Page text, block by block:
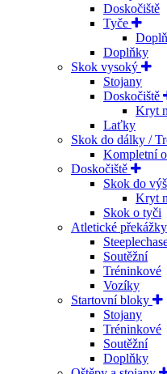
Doskočiště
Tyče
Doplňky
Skok vysoký
Stojany
Doskočiště
Kryt
Laťky
Skok do dálky /
Kompletní
Doskočiště
Skok do
Kryt
Skok o tyči
Atletické překážky
Soutěžní
Tréninkové
Vozíky
Startovní bloky
Stojany
Tréninkové
Soutěžní
Doplňky